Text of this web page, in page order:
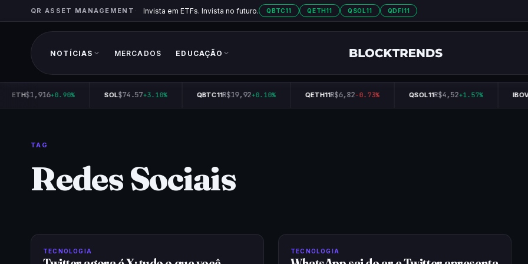
QR ASSET MANAGEMENT Invista em ETFs. Invista no futuro. QBTC11 QETH11 QSOL11 QDFI11
NOTÍCIAS MERCADOS EDUCAÇÃO
ETH$1,916+0.90% SOL$74.57+3.10% QBTC11R$19,92+0.10% QETH11R$6,82-0.73% QSOL11R$4,52+1.57%
TAG
Redes Sociais
TECNOLOGIA TECNOLOGIA